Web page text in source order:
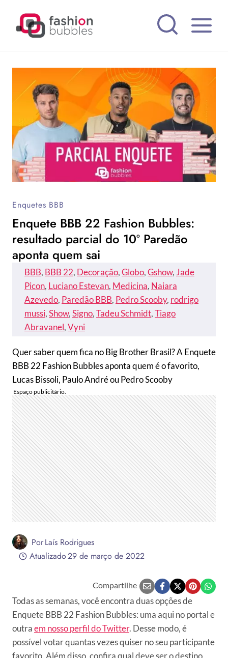
Enquetes BBB
Enquete BBB 22 Fashion Bubbles:
resultado parcial do 10º Paredão
aponta quem sai
BBB, BBB 22, Decoração, Globo, Gshow, Jade
Picon, Luciano Estevan, Medicina, Naiara
Azevedo, Paredão BBB, Pedro Scooby, rodrigo
mussi, Show, Signo, Tadeu Schmidt, Tiago
Abravanel, Vyni
Quer saber quem fica no Big Brother Brasil? A Enquete
BBB 22 Fashion Bubbles aponta quem é o favorito,
Lucas Bissoli, Paulo André ou Pedro Scooby
PorLaís Rodrigues
Atualizado29 de março de 2022
Compartilhe
Todas as semanas, você encontra duas opções de
Enquete BBB 22 Fashion Bubbles: uma aqui no portal e
outraem nosso perfil do Twitter. Desse modo, é
possível votar quantas vezes quiser no seu participante
favorito. Além disso, confira qual deve ser o destino